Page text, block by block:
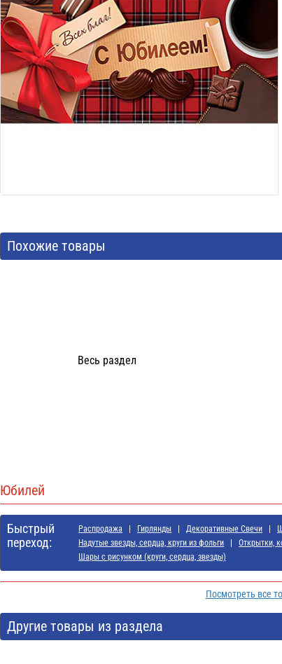
Похожие товары
Весь раздел
Юбилей
Быстрый
переход:
Распродажа Гирлянды Декоративные Свечи
Надутые звезды, сердца, круги из фольги
Открытки,
Шары с рисунком (круги, сердца, звезды)
Посмотреть все
Другие товары из раздела